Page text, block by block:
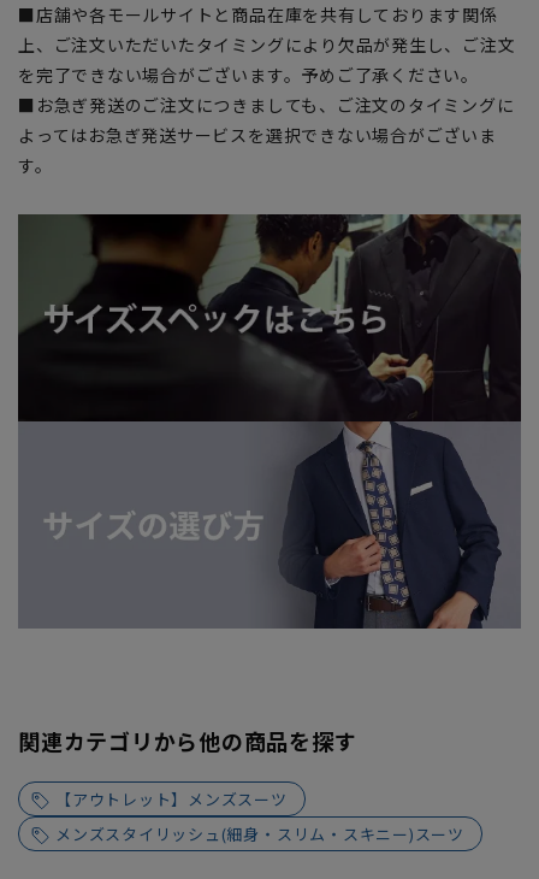
■店舗や各モールサイトと商品在庫を共有しております関係
上、ご注文いただいたタイミングにより欠品が発生し、ご注文
を完了できない場合がございます。予めご了承ください。
■お急ぎ発送のご注文につきましても、ご注文のタイミングに
よってはお急ぎ発送サービスを選択できない場合がございま
す。
関連カテゴリから他の商品を探す
【アウトレット】メンズスーツ
メンズスタイリッシュ(細身・スリム・スキニー)スーツ